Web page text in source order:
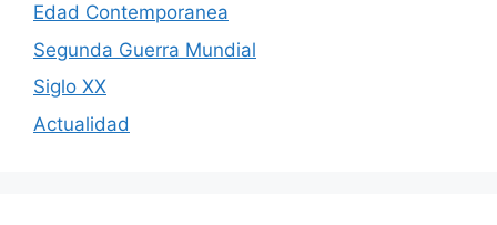
Edad Contemporanea
Segunda Guerra Mundial
Siglo XX
Actualidad